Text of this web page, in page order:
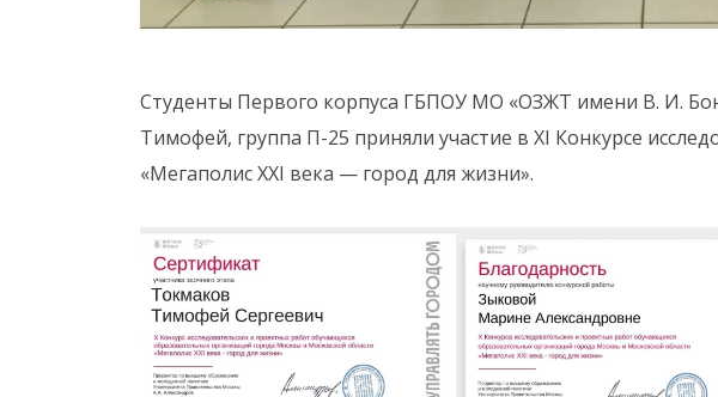
Студенты Первого корпуса ГБПОУ МО «ОЗЖТ имени В. И.
Тимофей, группа П-25 приняли участие в XI Конкурсе
«Мегаполис XXI века — город для жизни».